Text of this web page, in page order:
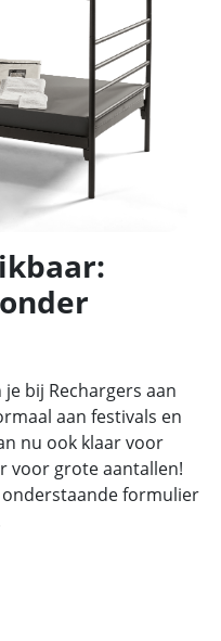
bij Rechargers aan
aan festivals en
nu ook klaar voor
voor grote aantallen!
formulier